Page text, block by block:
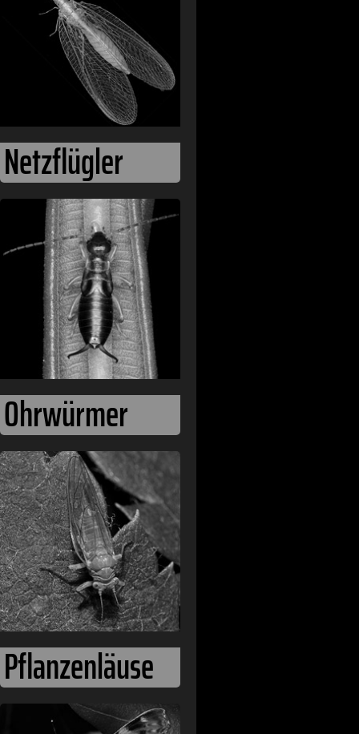
Netzflügler
Ohrwürmer
Pflanzenläuse